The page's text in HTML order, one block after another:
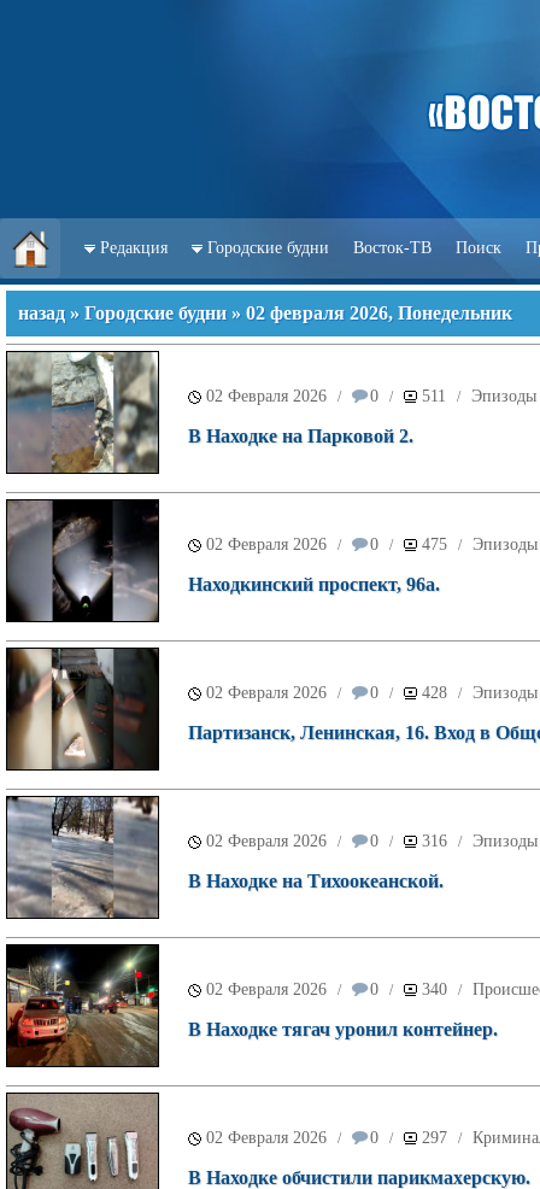
Редакция Городские будни Восток-ТВ Поиск
назад » Городские будни » 02 февраля 2026, Понедельник
02 Февраля 2026 / 0 / 511 / Эпизоды
В Находке на Парковой 2.
02 Февраля 2026 / 0 / 475 / Эпизоды
Находкинский проспект, 96а.
02 Февраля 2026 / 0 / 428 / Эпизоды
Партизанск, Ленинская, 16. Вход в
02 Февраля 2026 / 0 / 316 / Эпизоды
В Находке на Тихоокеанской.
02 Февраля 2026 / 0 / 340 /
В Находке тягач уронил контейнер.
02 Февраля 2026 / 0 / 297 /
В Находке обчистили парикмахерскую.